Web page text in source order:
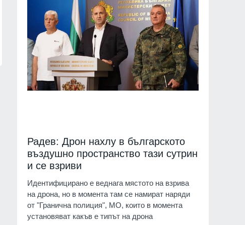
Радев: Дрон нахлу в българското
въздушно пространство тази сутрин
и се взриви
Идентифицирано е веднага мястото на взрива
на дрона, но в момента там се намират наряди
от "Гранична полиция", МО, които в момента
установяват какъв е типът на дрона